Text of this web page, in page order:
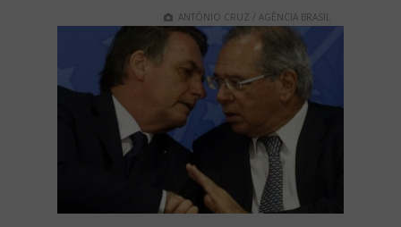
ANTÔNIO CRUZ / AGÊNCIA BRASIL